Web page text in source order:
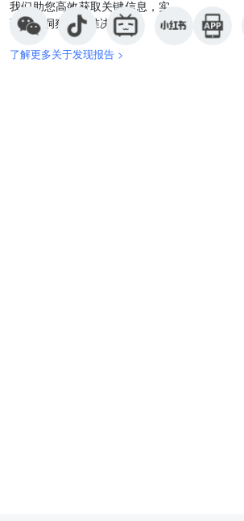
八号运载火箭将开启高密度发射模
座建设和商业航天高质量发展。 3.2.
执飞东航哈尔滨—上海虹桥航线】本
公司哈尔滨—上海虹桥往返航线上投
航线网络的重要布局，也为两地旅
区域经济文化交流与航空产业高质
采用公务舱+经济舱的两舱布局，共
班时刻及运行计划以系统实际发布
标准研制的干线客机，C919凭借多
效缓解飞行局促感。采用先进气动
空客A320等主流机型降低6至8分贝
专属服务，为乘客提供优先值机、
率。 3.3.全球军贸 【以色列将向希
以色列国防部周一宣布，以色列将
PULS火箭炮兵系统。 该交易包含数
（40至300公里）的火箭，这也是以
PULS系统可发射不同射程的无制导
有的轮式和履带式平台完全兼容。
在推进中，但最终敲定的过程有所
争。该交易于2025年12月经希腊议
以色列和希腊两国共同为协议的执
协议“体现了以色列与希腊之间日益
来四年内交付，以色列该系统制造
支持与维护服务，同时该公司也将
家公司在一份补充声明中表示：“埃
作生产该系统，包括技术转让和专
军贸】随着俄乌冲突持续，欧洲军
欧洲市场鲜有出现的韩制武器装备
我们助您高效获取关键信息，实
现深度洞察与精准决策。
了解更多关于发现报告 >